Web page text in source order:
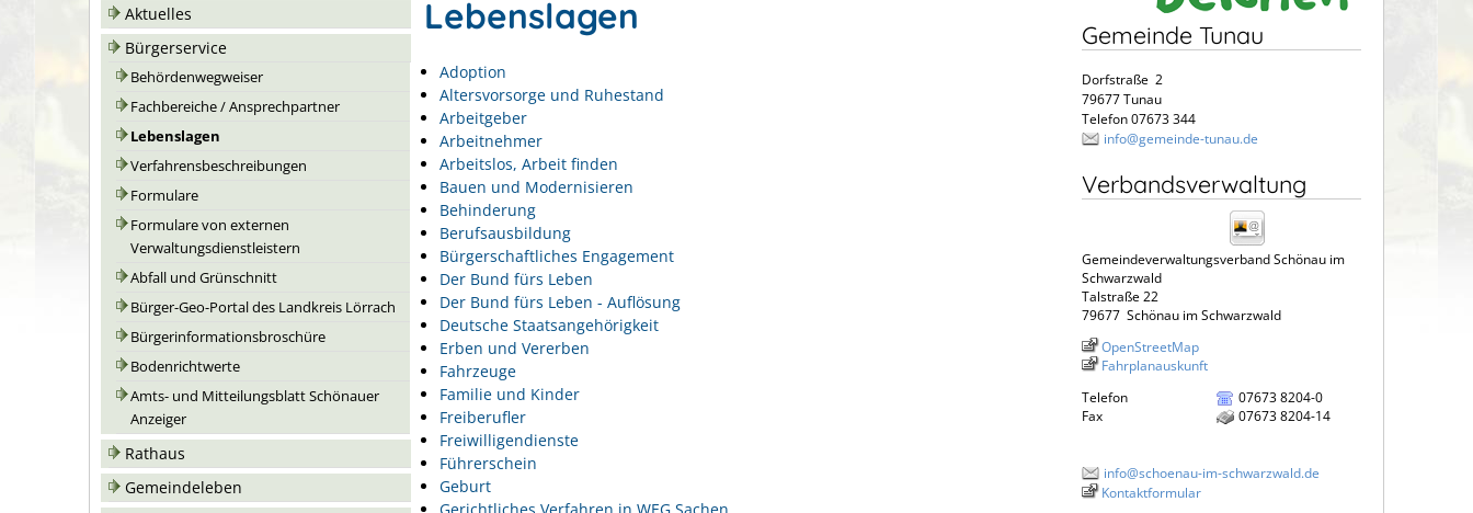
Aktuelles
Bürgerservice
Behördenwegweiser
Fachbereiche / Ansprechpartner
Lebenslagen
Verfahrensbeschreibungen
Formulare
Formulare von externen
Verwaltungsdienstleistern
Abfall und Grünschnitt
Bürger-Geo-Portal des Landkreis Lörrach
Bürgerinformationsbroschüre
Bodenrichtwerte
Amts- und Mitteilungsblatt Schönauer
Anzeiger
Rathaus
Gemeindeleben
Lebenslagen
Adoption
Altersvorsorge und Ruhestand
Arbeitgeber
Arbeitnehmer
Arbeitslos, Arbeit finden
Bauen und Modernisieren
Behinderung
Berufsausbildung
Bürgerschaftliches Engagement
Der Bund fürs Leben
Der Bund fürs Leben - Auflösung
Deutsche Staatsangehörigkeit
Erben und Vererben
Fahrzeuge
Familie und Kinder
Freiberufler
Freiwilligendienste
Führerschein
Geburt
Gerichtliches Verfahren in WEG Sachen
Gemeinde Tunau
Dorfstraße 2
79677 Tunau
Telefon 07673 344
info@gemeinde-tunau.de
Verbandsverwaltung
Gemeindeverwaltungsverband Schönau im
Schwarzwald
Talstraße 22
79677 Schönau im Schwarzwald
OpenStreetMap
Fahrplanauskunft
Telefon
07673 8204-0
Fax
07673 8204-14
info@schoenau-im-schwarzwald.de
Kontaktformular